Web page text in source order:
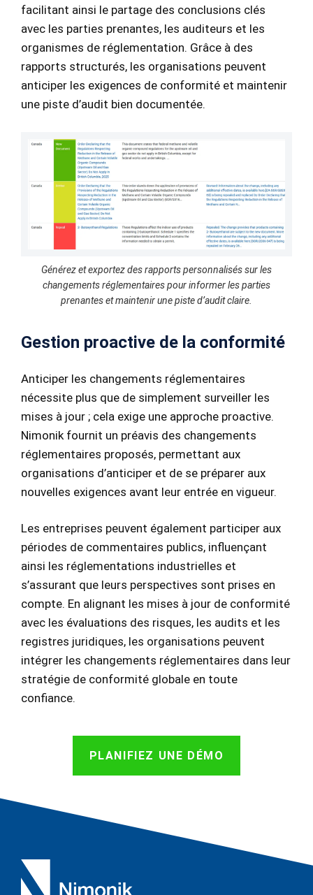
facilitant ainsi le partage des conclusions clés
avec les parties prenantes, les auditeurs et les
organismes de réglementation. Grâce à des
rapports structurés, les organisations peuvent
anticiper les exigences de conformité et maintenir
une piste d’audit bien documentée.
Générez et exportez des rapports personnalisés sur les
changements réglementaires pour informer les parties
prenantes et maintenir une piste d’audit claire.
Gestion proactive de la conformité
Anticiper les changements réglementaires
nécessite plus que de simplement surveiller les
mises à jour ; cela exige une approche proactive.
Nimonik fournit un préavis des changements
réglementaires proposés, permettant aux
organisations d’anticiper et de se préparer aux
nouvelles exigences avant leur entrée en vigueur.
Les entreprises peuvent également participer aux
périodes de commentaires publics, influençant
ainsi les réglementations industrielles et
s’assurant que leurs perspectives sont prises en
compte. En alignant les mises à jour de conformité
avec les évaluations des risques, les audits et les
registres juridiques, les organisations peuvent
intégrer les changements réglementaires dans leur
stratégie de conformité globale en toute
confiance.
PLANIFIEZ UNE DÉMO